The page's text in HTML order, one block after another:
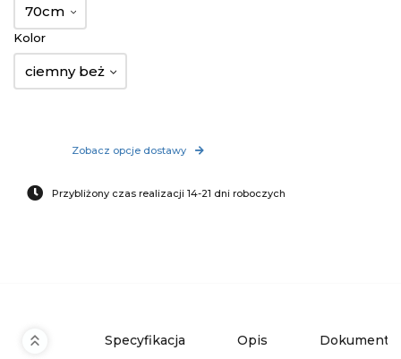
70cm
Kolor
ciemny beż
Zobacz opcje dostawy
Przybliżony czas realizacji 14-21 dni roboczych
Specyfikacja Opis Dokumenty